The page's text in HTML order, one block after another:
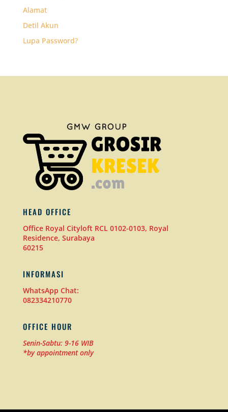
Alamat
Detil Akun
Lupa Password?
HEAD OFFICE
Office Royal Cityloft RCL 0102-0103, Royal
Residence, Surabaya
60215
INFORMASI
WhatsApp Chat:
082334210770
OFFICE HOUR
Senin-Sabtu: 9-16 WIB
*by appointment only